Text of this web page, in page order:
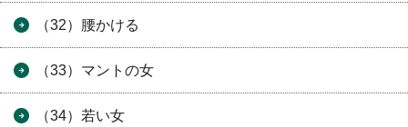
（32）腰かける
（33）マントの女
（34）若い女